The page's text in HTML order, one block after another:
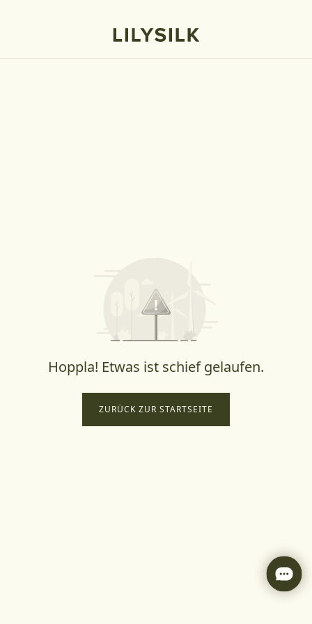
Hoppla! Etwas ist schief gelaufen.
ZURÜCK ZUR STARTSEITE